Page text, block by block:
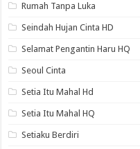
Rumah Tanpa Luka
Seindah Hujan Cinta HD
Selamat Pengantin Haru HQ
Seoul Cinta
Setia Itu Mahal Hd
Setia Itu Mahal HQ
Setiaku Berdiri